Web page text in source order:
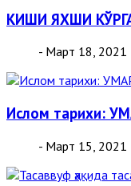
КИШИ ЯХШИ
- Март 18, 2021
Ислом тарихи:
- Март 15, 2021